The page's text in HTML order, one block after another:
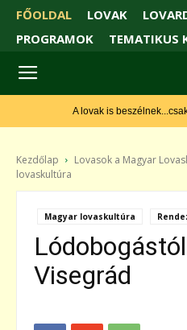
FŐOLDAL LOVAK
PROGRAMOK
TEMATIKUS
A lovak is beszélnek...csak
Kezdőlap Lovasok a Magyar
lovaskultúra
Magyar lovaskultúra
Visegrád